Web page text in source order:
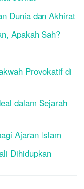
Dunia dan Akhirat
Apakah Sah?
Provokatif di
dalam Sejarah
Ajaran Islam
Dihidupkan